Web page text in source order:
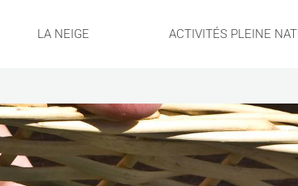
LA NEIGE ACTIVITÉS PLEINE